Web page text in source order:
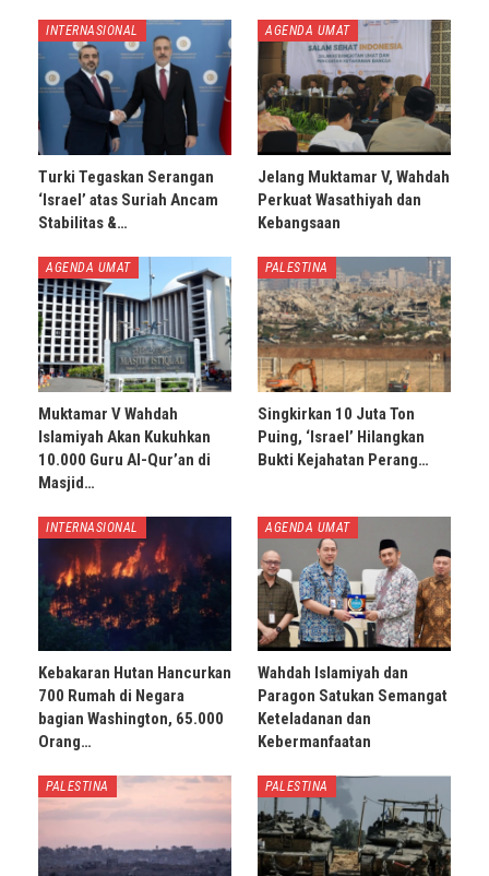
INTERNASIONAL
Turki Tegaskan Serangan
‘Israel’ atas Suriah Ancam
Stabilitas &…
AGENDA UMAT
Jelang Muktamar V, Wahdah
Perkuat Wasathiyah dan
Kebangsaan
AGENDA UMAT
Muktamar V Wahdah
Islamiyah Akan Kukuhkan
10.000 Guru Al-Qur’an di
Masjid…
PALESTINA
Singkirkan 10 Juta Ton
Puing, ‘Israel’ Hilangkan
Bukti Kejahatan Perang…
INTERNASIONAL
Kebakaran Hutan Hancurkan
700 Rumah di Negara
bagian Washington, 65.000
Orang…
AGENDA UMAT
Wahdah Islamiyah dan
Paragon Satukan Semangat
Keteladanan dan
Kebermanfaatan
PALESTINA PALESTINA